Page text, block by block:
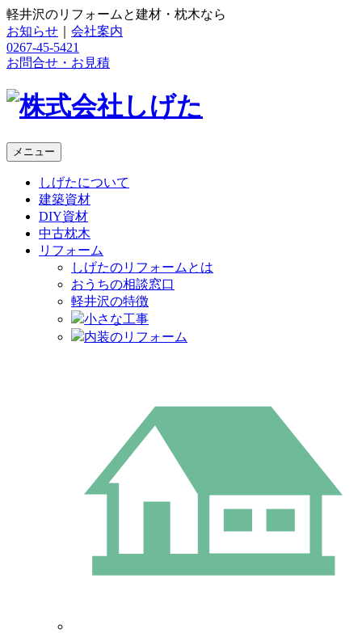
軽井沢のリフォームと建材・枕木なら
お知らせ
会社案内
0267-45-5421
お問合せ・お見積
メニュー
しげたについて
建築資材
DIY資材
中古枕木
リフォーム
しげたのリフォームとは
おうちの相談窓口
軽井沢の特徴
小さな工事
内装のリフォーム